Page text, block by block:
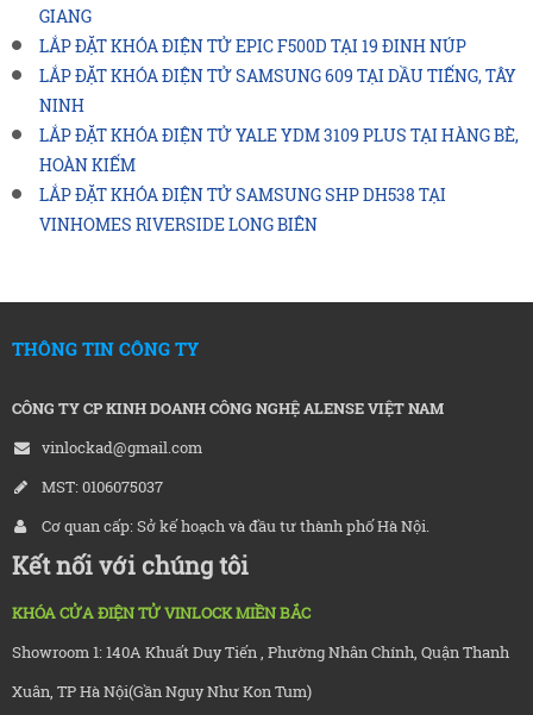
GIANG
LẮP ĐẶT KHÓA ĐIỆN TỬ EPIC F500D TẠI 19 ĐINH NÚP
LẮP ĐẶT KHÓA ĐIỆN TỬ SAMSUNG 609 TẠI DẦU TIẾNG, TÂY
NINH
LẮP ĐẶT KHÓA ĐIỆN TỬ YALE YDM 3109 PLUS TẠI HÀNG BÈ,
HOÀN KIẾM
LẮP ĐẶT KHÓA ĐIỆN TỬ SAMSUNG SHP DH538 TẠI
VINHOMES RIVERSIDE LONG BIÊN
THÔNG TIN CÔNG TY
CÔNG TY CP KINH DOANH CÔNG NGHỆ ALENSE VIỆT NAM
vinlockad@gmail.com
MST: 0106075037
Cơ quan cấp: Sở kế hoạch và đầu tư thành phố Hà Nội.
Kết nối với chúng tôi
KHÓA CỬA ĐIỆN TỬ VINLOCK MIỀN BẮC
Showroom 1: 140A Khuất Duy Tiến , Phường Nhân Chính, Quận Thanh
Xuân, TP Hà Nội(Gần Nguy Như Kon Tum)